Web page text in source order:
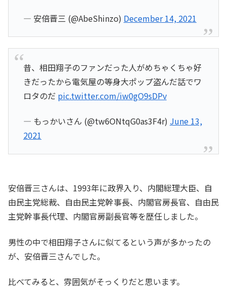
— 安倍晋三 (@AbeShinzo) December 14, 2021
昔、相田翔子のファンだった人がめちゃくちゃ好
きだったから電気屋の等身大ポップ盗んだ話でワ
ロタのだ pic.twitter.com/iw0gO9sDPv
— もっかいさん (@tw6ONtqG0as3F4r) June 13,
2021
安倍晋三さんは、1993年に政界入り、内閣総理大臣、自
由民主党総裁、自由民主党幹事長、内閣官房長官、自由民
主党幹事長代理、内閣官房副長官等を歴任しました。
男性の中で相田翔子さんに似てるという声が多かったの
が、安倍晋三さんでした。
比べてみると、雰囲気がそっくりだと思います。